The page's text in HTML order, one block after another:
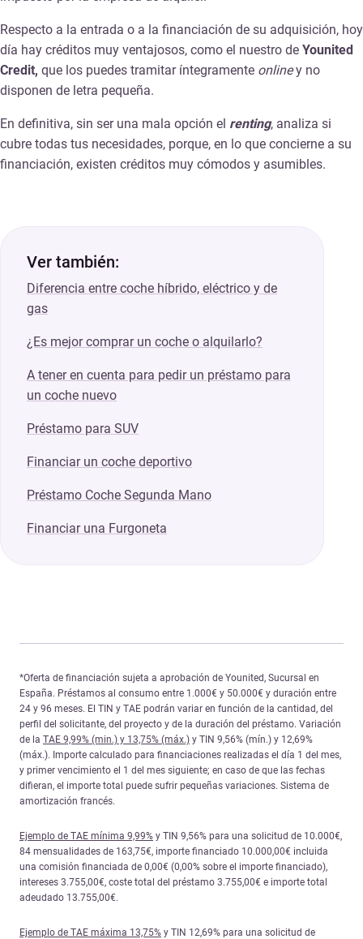
Respecto a la entrada o a la financiación de su adquisición, hoy
día hay créditos muy ventajosos, como el nuestro de Younited
Credit, que los puedes tramitar íntegramente online y no
disponen de letra pequeña.
En definitiva, sin ser una mala opción el renting, analiza si
cubre todas tus necesidades, porque, en lo que concierne a su
financiación, existen créditos muy cómodos y asumibles.
Ver también:
Diferencia entre coche híbrido, eléctrico y de
gas
¿Es mejor comprar un coche o alquilarlo?
A tener en cuenta para pedir un préstamo para
un coche nuevo
Préstamo para SUV
Financiar un coche deportivo
Préstamo Coche Segunda Mano
Financiar una Furgoneta
*Oferta de financiación sujeta a aprobación de Younited, Sucursal en
España. Préstamos al consumo entre 1.000€ y 50.000€ y duración entre
24 y 96 meses. El TIN y TAE podrán variar en función de la cantidad, del
perfil del solicitante, del proyecto y de la duración del préstamo. Variación
de la TAE 9,99% (min.) y 13,75% (máx.) y TIN 9,56% (mín.) y 12,69%
(máx.). Importe calculado para financiaciones realizadas el día 1 del mes,
y primer vencimiento el 1 del mes siguiente; en caso de que las fechas
difieran, el importe total puede sufrir pequeñas variaciones. Sistema de
amortización francés.
Ejemplo de TAE mínima 9,99% y TIN 9,56% para una solicitud de 10.000€,
84 mensualidades de 163,75€, importe financiado 10.000,00€ incluida
una comisión financiada de 0,00€ (0,00% sobre el importe financiado),
intereses 3.755,00€, coste total del préstamo 3.755,00€ e importe total
adeudado 13.755,00€.
Ejemplo de TAE máxima 13,75% y TIN 12,69% para una solicitud de